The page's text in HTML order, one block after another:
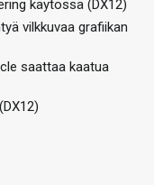
käytössä (DX12)
vilkkuvaa grafiikan
saattaa kaatua